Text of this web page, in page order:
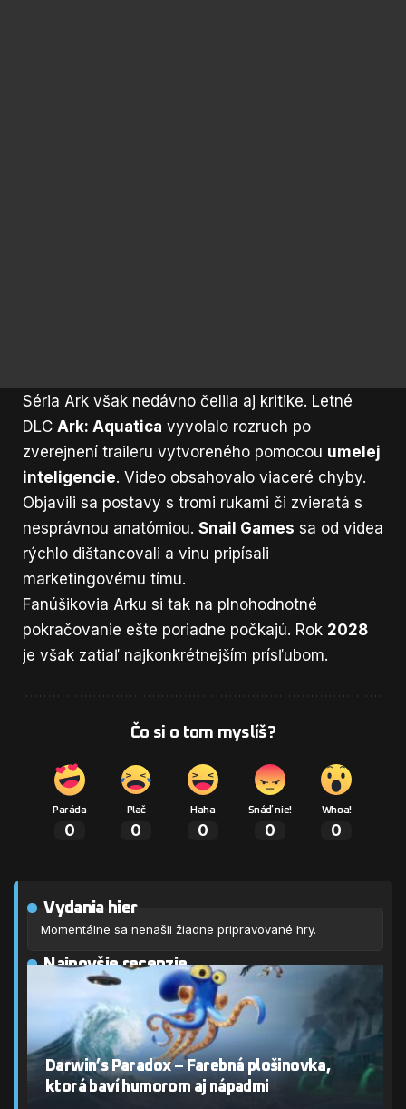
Séria Ark však nedávno čelila aj kritike. Letné
DLC Ark: Aquatica vyvolalo rozruch po
zverejnení traileru vytvoreného pomocou umelej
inteligencie. Video obsahovalo viaceré chyby.
Objavili sa postavy s tromi rukami či zvieratá s
nesprávnou anatómiou. Snail Games sa od videa
rýchlo dištancovali a vinu pripísali
marketingovému tímu.
Fanúšikovia Arku si tak na plnohodnotné
pokračovanie ešte poriadne počkajú. Rok 2028
je však zatiaľ najkonkrétnejším prísľubom.
Čo si o tom myslíš?
Paráda
0
Plač
0
Haha
0
Snáď nie!
0
Whoa!
0
Vydania hier
Momentálne sa nenašli žiadne pripravované hry.
Najnovšie recenzie
Darwin’s Paradox – Farebná plošinovka,
ktorá baví humorom aj nápadmi